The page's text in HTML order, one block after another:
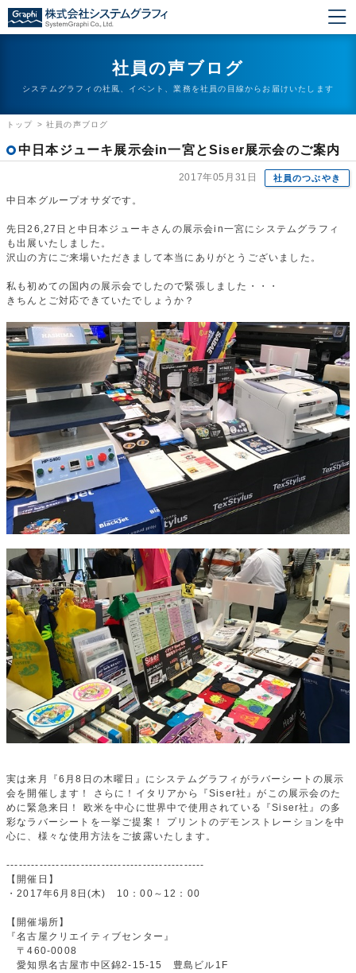
社員の声ブログ
システムグラフィの社風、イベント、業務を社員の目線からお届けいたします
トップ >社員の声ブログ
中日本ジューキ展示会in一宮とSiser展示会のご案内
2017年05月31日 社員のつぶやき
中日本グループオサダです。
先日26,27日と中日本ジューキさんの展示会in一宮にシステムグラフィ
も出展いたしました。
沢山の方にご来場いただきまして本当にありがとうございました。
私も初めての国内の展示会でしたので緊張しました・・・
きちんとご対応できていたでしょうか？
実は来月『6月8日の木曜日』にシステムグラフィがラバーシートの展示
会を開催します！ さらに！イタリアから『Siser社』がこの展示会のた
めに緊急来日！ 欧米を中心に世界中で使用されている『Siser社』の多
彩なラバーシートを一挙ご提案！ プリントのデモンストレーションを中
心に、様々な使用方法をご披露いたします。
------------------------------------------------
【開催日】
・2017年6月8日(木) 10：00～12：00
【開催場所】
『名古屋クリエイティブセンター』
〒460-0008
愛知県名古屋市中区錦2-15-15 豊島ビル1F